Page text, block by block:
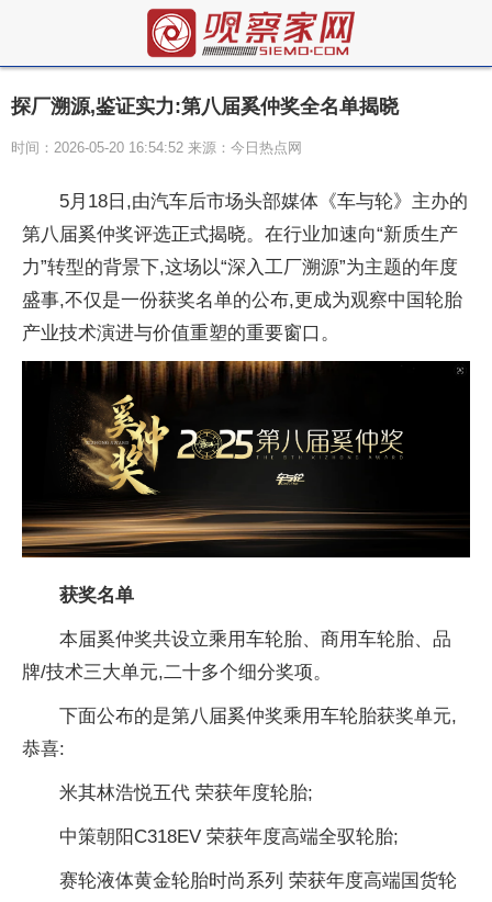
探厂溯源,鉴证实力:第八届奚仲奖全名单揭晓
时间：2026-05-20 16:54:52 来源：今日热点网
5月18日,由汽车后市场头部媒体《车与轮》主办的
第八届奚仲奖评选正式揭晓。在行业加速向“新质生产
力”转型的背景下,这场以“深入工厂溯源”为主题的年度
盛事,不仅是一份获奖名单的公布,更成为观察中国轮胎
产业技术演进与价值重塑的重要窗口。
获奖名单
本届奚仲奖共设立乘用车轮胎、商用车轮胎、品
牌/技术三大单元,二十多个细分奖项。
下面公布的是第八届奚仲奖乘用车轮胎获奖单元,
恭喜:
米其林浩悦五代 荣获年度轮胎;
中策朝阳C318EV 荣获年度高端全驭轮胎;
赛轮液体黄金轮胎时尚系列 荣获年度高端国货轮